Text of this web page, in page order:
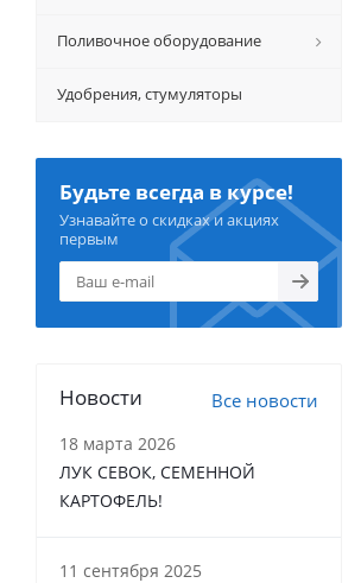
Поливочное оборудование
Удобрения, стумуляторы
Будьте всегда в курсе!
Узнавайте о скидках и акциях
первым
Новости Все новости
18 марта 2026
ЛУК СЕВОК, СЕМЕННОЙ
КАРТОФЕЛЬ!
11 сентября 2025